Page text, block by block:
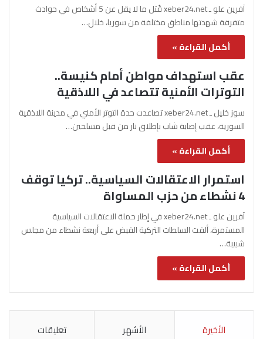
آفرين علو ـ xeber24.net قُتل ما لا يقل عن 5 أشخاص في حوادث
متفرقة شهدتها مناطق مختلفة من سوريا، خلال…
أكمل القراءة »
عقب استهداف مواطن أمام كنيسة..
التوترات الأمنية تتصاعد في اللاذقية
سوز خليل ـ xeber24.net تصاعدت حدة التوتر الأمني في مدينة اللاذقية
السورية، عقب إصابة شاب بإطلاق نار من قبل مسلحين…
أكمل القراءة »
استمرار الاعتقالات السياسية.. تركيا توقف
4 نشطاء من حزب المساواة
آفرين علو ـ xeber24.net في إطار حملة الاعتقالات السياسية
المستمرة، ألقت السلطات التركية القبض على أربعة نشطاء من مجلس
شبيبة…
أكمل القراءة »
الأخيرة الأشهر تعليقات